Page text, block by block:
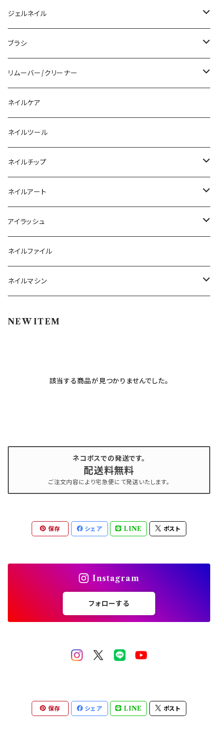
アクリルジェル
アクリルリキッド
その他ツール
ジェルネイル
トップジェル
ベースジェル
ファンクションジェル
カラージェル
ベーシックカラージェル
マグネットジェル
エフェクトジェル
ブラシ
ジェルブラシ
アクリルブラシ
マグネット
その他
リムーバー/クリーナー
リムーバー
クリーナー
アセトン
エタノール
ネイルケア
ネイルツール
ネイルチップ
ノーマルチップ
ソフトジェルチップ
ツール
ネイルアート
パール
パウダー
ストーン
アイラッシュ
まつげ
グルー/リムーバー
ネイルファイル
ネイルマシン
NEW ITEM
該当する商品が見つかりませんでした。
ネコポスでの発送です。
配送料無料
ご注文内容により宅急便にて発送いたします。
保存 シェア LINE ポスト
Instagram
フォローする
保存 シェア LINE ポスト